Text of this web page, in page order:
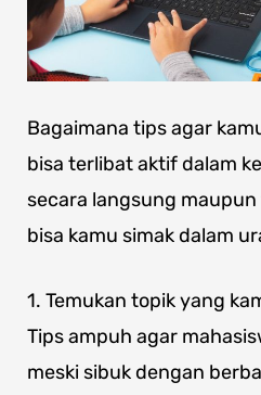
Bagaimana tips agar
bisa terlibat aktif dalam
secara langsung
bisa kamu simak dalam
1. Temukan topik yang
Tips ampuh agar
meski sibuk dengan